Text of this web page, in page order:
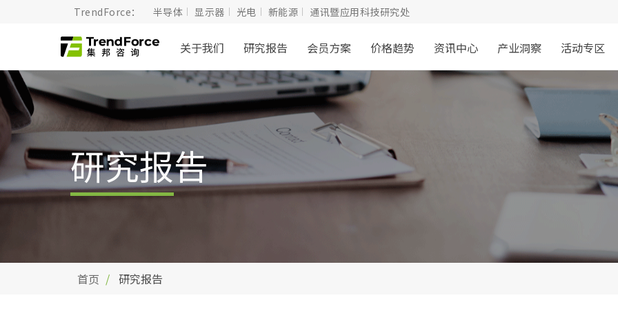
TrendForce： 半导体 显示器 光电 新能源 通讯暨应用科技研究处
关于我们 研究报告 会员方案 价格趋势 资讯中心 产业洞察 活动专区
研究报告
首页 研究报告